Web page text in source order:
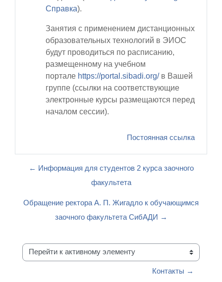
Cправка).
Занятия с применением дистанционных
образовательных технологий в ЭИОС
будут проводиться по расписанию,
размещенному на учебном
портале https://portal.sibadi.org/ в Вашей
группе (ссылки на соответствующие
электронные курсы размещаются перед
началом сессии).
Постоянная ссылка
← Информация для студентов 2 курса заочного
факультета
Обращение ректора А. П. Жигадло к обучающимся
заочного факультета СибАДИ →
Перейти к активному элементу
Контакты →